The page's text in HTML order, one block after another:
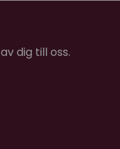
skogen
kunna
ut när
satt
och hon
trångt i
dig till oss.